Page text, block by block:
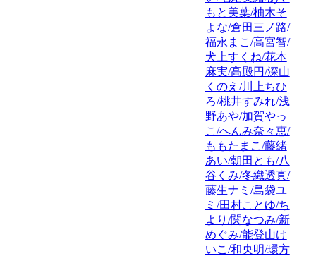
もと美葉/柚木そ
よな/倉田三ノ路/
福永まこ/高宮智/
犬上すくね/花本
麻実/高殿円/深山
くのえ/川上ちひ
ろ/桃井すみれ/浅
野あや/加賀やっ
こ/へんみ奈々恵/
ももたまこ/藤緒
あい/朝田とも/八
谷くみ/冬織透真/
藤生ナミ/島袋ユ
ミ/田村ことゆ/ち
より/関なつみ/新
めぐみ/能登山け
いこ/和央明/環方